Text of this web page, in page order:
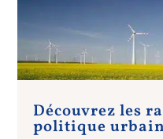
Découvrez les
politique